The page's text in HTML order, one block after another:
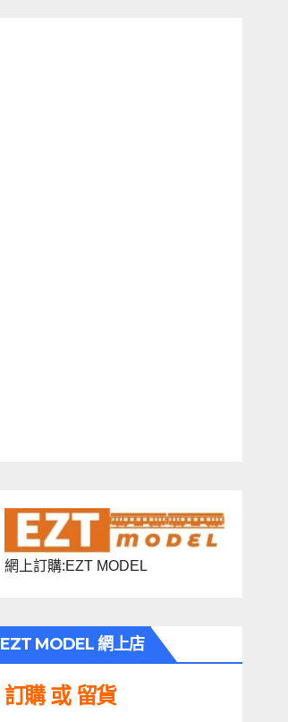
網上訂購:EZT MODEL
EZT MODEL 網上店
訂購 或 留貨